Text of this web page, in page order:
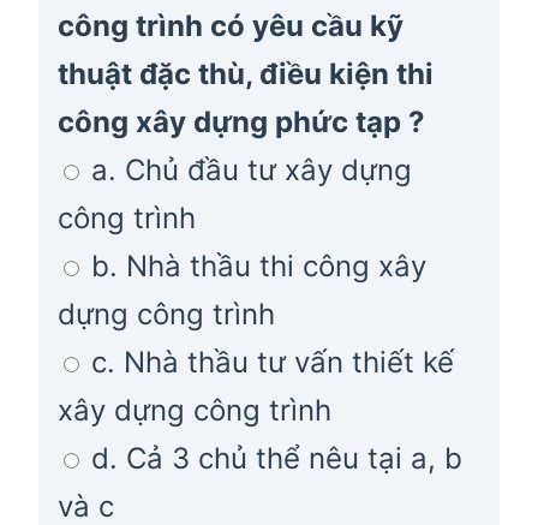
công trình có yêu cầu kỹ
thuật đặc thù, điều kiện thi
công xây dựng phức tạp ?
a. Chủ đầu tư xây dựng
công trình
b. Nhà thầu thi công xây
dựng công trình
c. Nhà thầu tư vấn thiết kế
xây dựng công trình
d. Cả 3 chủ thể nêu tại a, b
và c